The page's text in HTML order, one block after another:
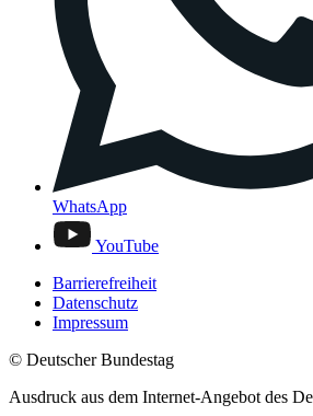
WhatsApp
YouTube
Barrierefreiheit
Datenschutz
Impressum
© Deutscher Bundestag
Ausdruck aus dem Internet-Angebot des